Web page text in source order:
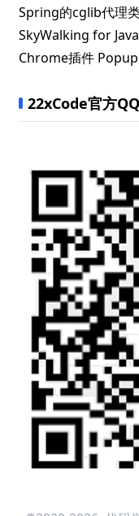
Spring的cglib代理
SkyWalking for Java
Chrome插件
22xCode官方